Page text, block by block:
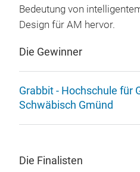
Bedeutung von
Design für AM hervor.
Die Gewinner
Grabbit - Hochschule für
Schwäbisch Gmünd
Die Finalisten